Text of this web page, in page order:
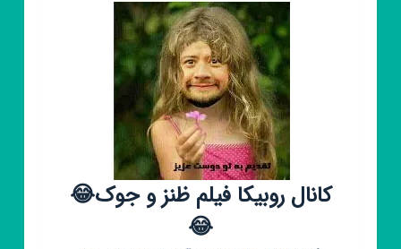
😂
سرگرمی
😍
کانال روبیکا فیلم ظنز و جوک😂
😂